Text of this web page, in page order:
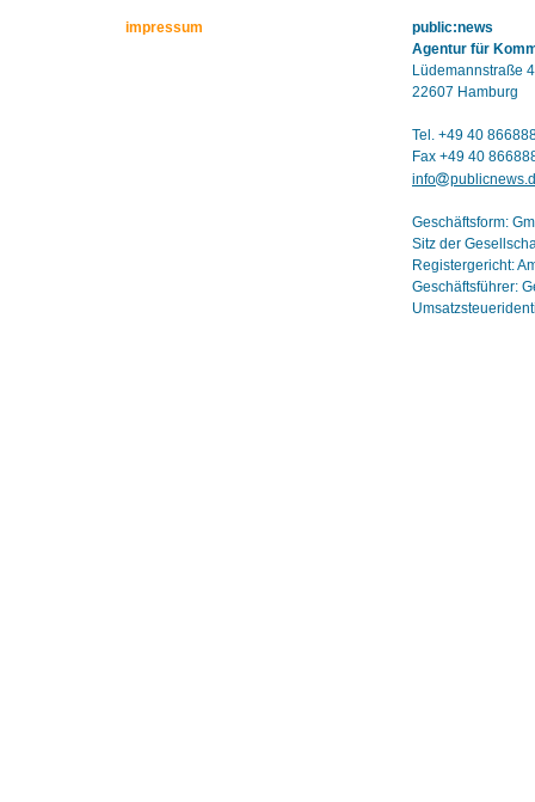
impressum
public:news
Agentur für
Lüdemannstraße 4
22607 Hamburg
Tel. +49 40
Fax +49 40
info
Geschäftsform:
Sitz der
Registergericht:
Geschäftsführer: